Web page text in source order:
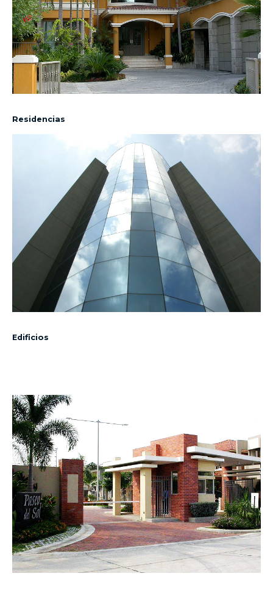
Residencias
Edificios